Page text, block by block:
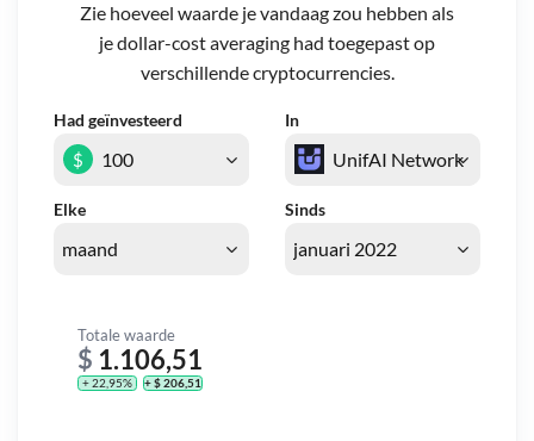
Zie hoeveel waarde je vandaag zou hebben als
je dollar-cost averaging had toegepast op
verschillende cryptocurrencies.
Had geïnvesteerd In
Elke Sinds
$
Totale waarde
$ 1.106,51
+ 22,95% + $ 206,51